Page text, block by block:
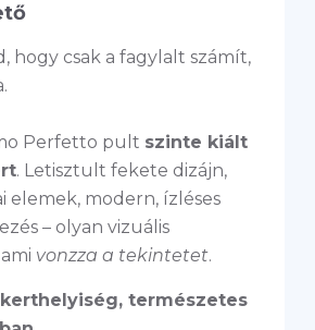
hogy csak a fagylalt számít,
Perfetto pult szinte kiált
. Letisztult fekete dizájn,
elemek, modern, ízléses
– olyan vizuális
vonzza a tekintetet.
természetes